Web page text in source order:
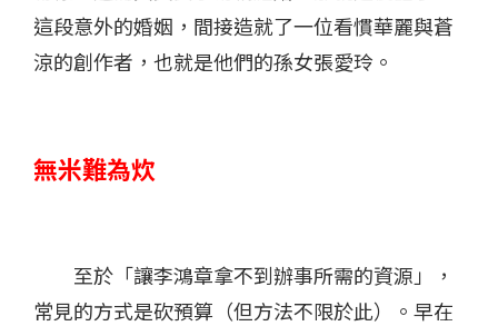
這段意外的婚姻，間接造就了一位看慣華麗與蒼
涼的創作者，也就是他們的孫女張愛玲。
無米難為炊
至於「讓李鴻章拿不到辦事所需的資源」，
常見的方式是砍預算（但方法不限於此）。早在